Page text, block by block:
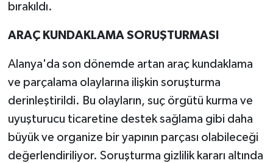
bırakıldı.
ARAÇ KUNDAKLAMA SORUŞTURMASI
Alanya'da son dönemde artan araç kundaklama
ve parçalama olaylarına ilişkin soruşturma
derinleştirildi. Bu olayların, suç örgütü kurma ve
uyuşturucu ticaretine destek sağlama gibi daha
büyük ve organize bir yapının parçası olabileceği
değerlendiriliyor. Soruşturma gizlilik kararı altında